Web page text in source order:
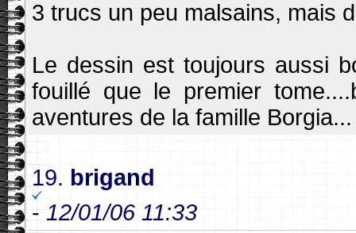
3 trucs un peu malsains, mais
Le dessin est toujours aussi
fouillé que le premier
aventures de la famille Borgia...
19. brigand
-12/01/06 11:33